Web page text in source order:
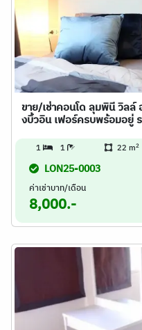
ขาย/เช่าคอนโด ลุมพินี วิล
งบิ้วอิน เฟอร์ครบพร้อมอยู่
1 1 22 m2
LON25-0003
ค่าเช่าบาท/เดือน
8,000.-